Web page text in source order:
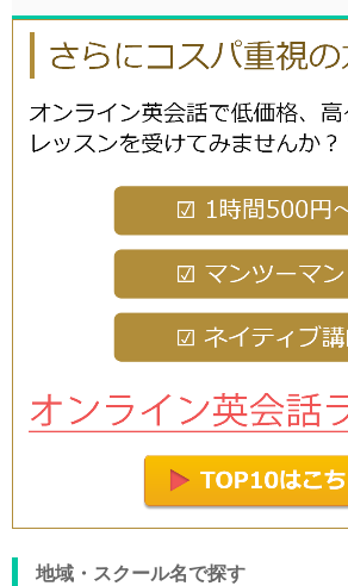
地域・スクール名で探す